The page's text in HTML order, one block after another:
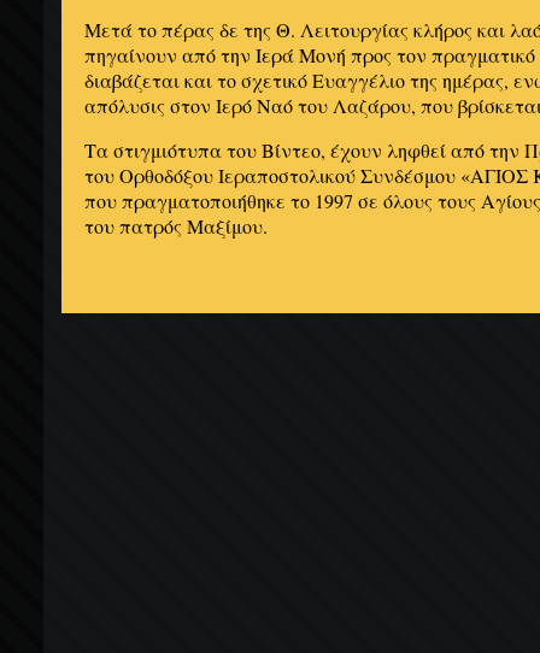
Μετά το πέρας δε της Θ. Λειτουργίας κλήρος και
πηγαίνουν από την Ιερά Μονή προς τον
διαβάζεται και το σχετικό Ευαγγέλιο της ημέρας,
απόλυσις στον Ιερό Ναό του Λαζάρου, που
Τα στιγμιότυπα του Βίντεο, έχουν ληφθεί από την
του Ορθοδόξου Ιεραποστολικού Συνδέσμου
που πραγματοποιήθηκε το 1997 σε όλους τους
του πατρός Μαξίμου.